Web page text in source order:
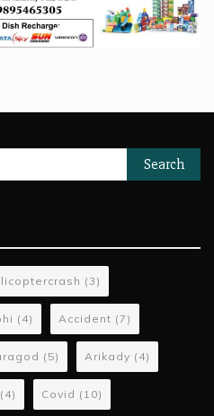
(3)
(4) Accident (7)
(5) Arikady (4)
(4) Covid (10)